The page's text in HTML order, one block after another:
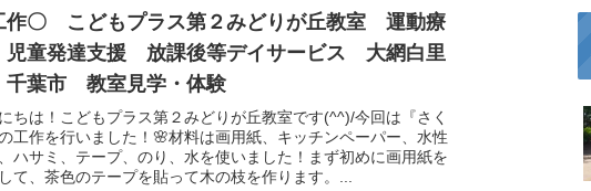
作〇 こどもプラス第２みどりが丘教室 運動療
童発達支援 放課後等デイサービス 大網白里
葉市 教室見学・体験
ちは！こどもプラス第２みどりが丘教室です(^^)/今回は『さく
工作を行いました！🌸材料は画用紙、キッチンペーパー、水性
ハサミ、テープ、のり、水を使いました！まず初めに画用紙を
て、茶色のテープを貼って木の枝を作ります。...